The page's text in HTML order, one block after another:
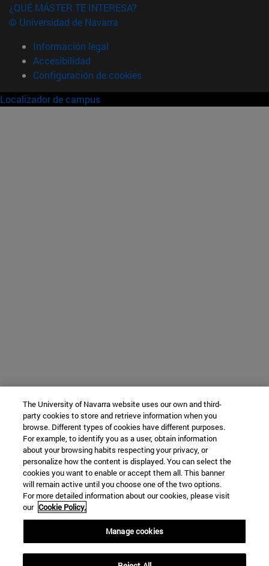
¿QUÉ MÁSTER TE INTERESA?
© Universidad de Navarra
Información legal
Accesibilidad
Configuración de cookies
Localizador de campus
The University of Navarra website uses our own and third-
party cookies to store and retrieve information when you
browse. Different types of cookies have different purposes.
For example, to identify you as a user, obtain information
about your browsing habits respecting your privacy, or
personalize how the content is displayed. You can select the
cookies you want to enable or accept them all. This banner
will remain active until you choose one of the two options.
For more detailed information about our cookies, please visit
our Cookie Policy.
Manage cookies